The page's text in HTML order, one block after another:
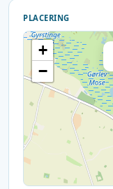
PLACERING
+
−